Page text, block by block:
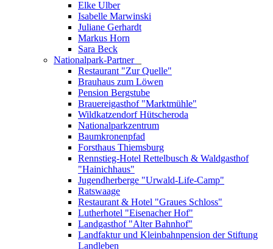
Elke Ulber
Isabelle Marwinski
Juliane Gerhardt
Markus Horn
Sara Beck
Nationalpark-Partner
Restaurant "Zur Quelle"
Brauhaus zum Löwen
Pension Bergstube
Brauereigasthof "Marktmühle"
Wildkatzendorf Hütscheroda
Nationalparkzentrum
Baumkronenpfad
Forsthaus Thiemsburg
Rennstieg-Hotel Rettelbusch & Waldgasthof
"Hainichhaus"
Jugendherberge "Urwald-Life-Camp"
Ratswaage
Restaurant & Hotel "Graues Schloss"
Lutherhotel "Eisenacher Hof"
Landgasthof "Alter Bahnhof"
Landfaktur und Kleinbahnpension der Stiftung
Landleben